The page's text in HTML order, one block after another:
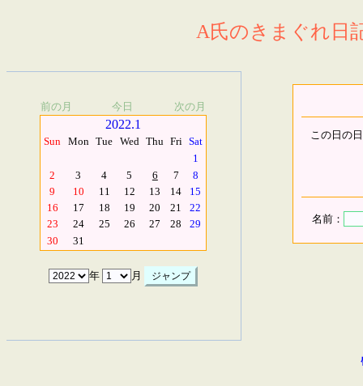
A氏のきまぐれ日
前の月 今日 次の月
2022.1
Sun Mon Tue Wed Thu Fri Sat
1
2
3 4 5 6 7
8
9
10 11 12 13 14
15
16
17 18 19 20 21
22
23
24 25 26 27 28
29
30
31
年 月
この日の
名前：